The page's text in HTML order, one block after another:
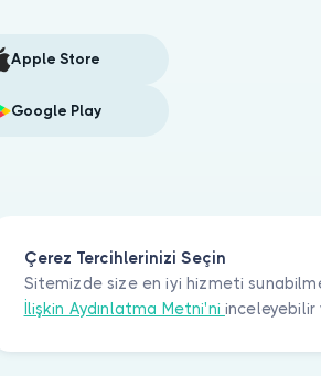
Çerez Tercihlerinizi Seçin
Sitemizde size en iyi hizmeti
İlişkin Aydınlatma Metni'ni inceleyebilir
Apple Store
Google Play
Bulut Klinik Teknoloji A.Ş. Tüm hakları